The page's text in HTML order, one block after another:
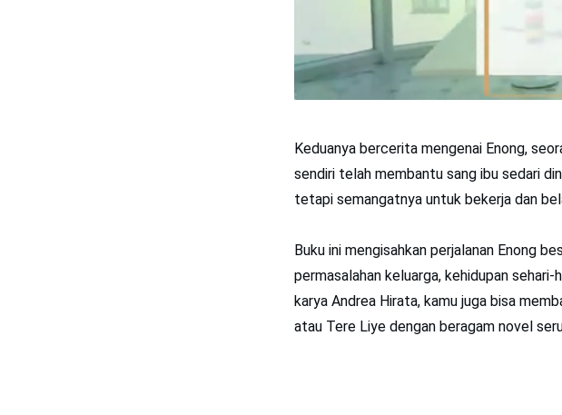
Keduanya bercerita mengenai Enong,
sendiri telah membantu sang ibu sedari
tetapi semangatnya untuk bekerja dan
Buku ini mengisahkan perjalanan Enong
permasalahan keluarga, kehidupan
karya Andrea Hirata, kamu juga bisa
atau Tere Liye dengan beragam novel